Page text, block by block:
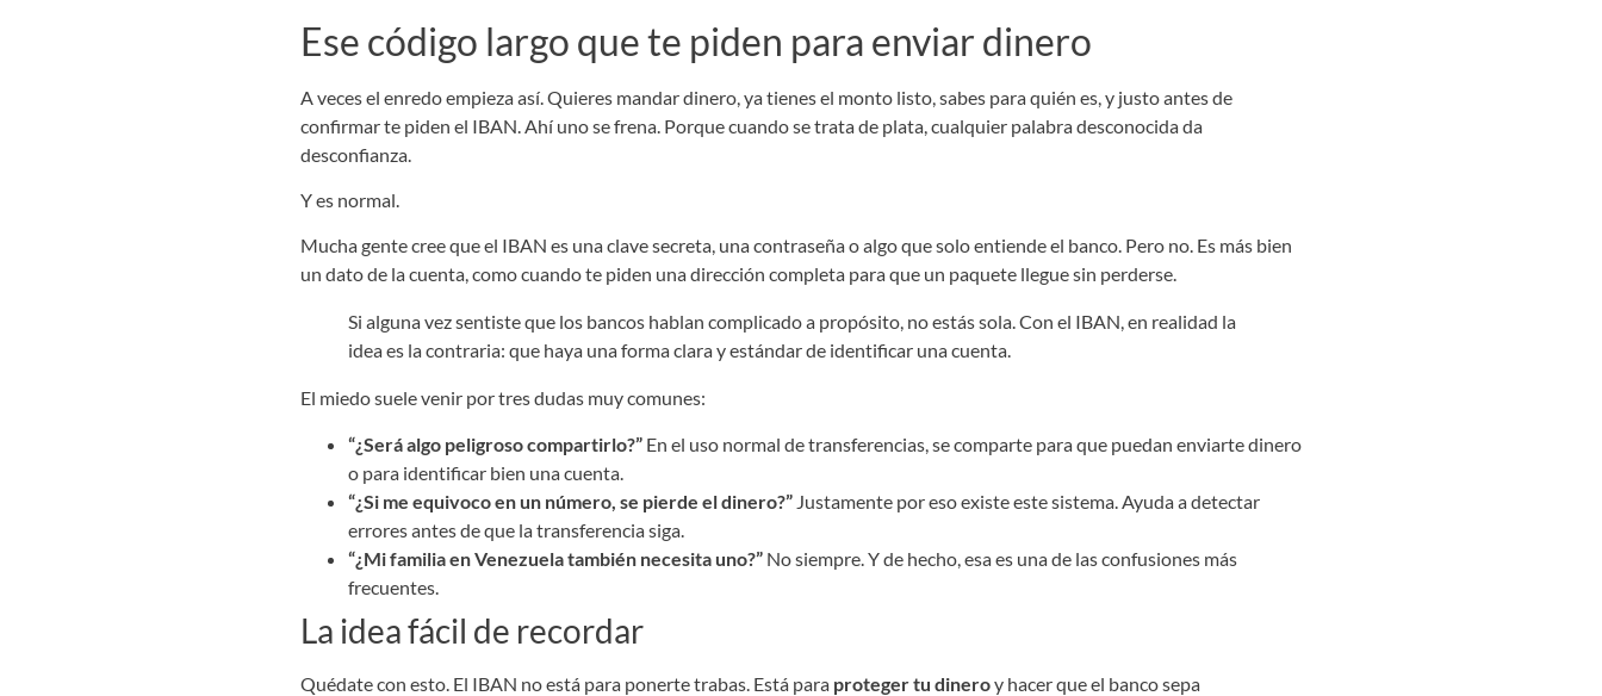
Ese código largo que te piden para enviar dinero
A veces el enredo empieza así. Quieres mandar dinero, ya tienes el monto listo, sabes para quién es, y justo antes de
confirmar te piden el IBAN. Ahí uno se frena. Porque cuando se trata de plata, cualquier palabra desconocida da
desconfianza.
Y es normal.
Mucha gente cree que el IBAN es una clave secreta, una contraseña o algo que solo entiende el banco. Pero no. Es más bien
un dato de la cuenta, como cuando te piden una dirección completa para que un paquete llegue sin perderse.
Si alguna vez sentiste que los bancos hablan complicado a propósito, no estás sola. Con el IBAN, en realidad la
idea es la contraria: que haya una forma clara y estándar de identificar una cuenta.
El miedo suele venir por tres dudas muy comunes:
“¿Será algo peligroso compartirlo?” En el uso normal de transferencias, se comparte para que puedan enviarte dinero
o para identificar bien una cuenta.
“¿Si me equivoco en un número, se pierde el dinero?” Justamente por eso existe este sistema. Ayuda a detectar
errores antes de que la transferencia siga.
“¿Mi familia en Venezuela también necesita uno?” No siempre. Y de hecho, esa es una de las confusiones más
frecuentes.
La idea fácil de recordar
Quédate con esto. El IBAN no está para ponerte trabas. Está para proteger tu dineroy hacer que el banco sepa